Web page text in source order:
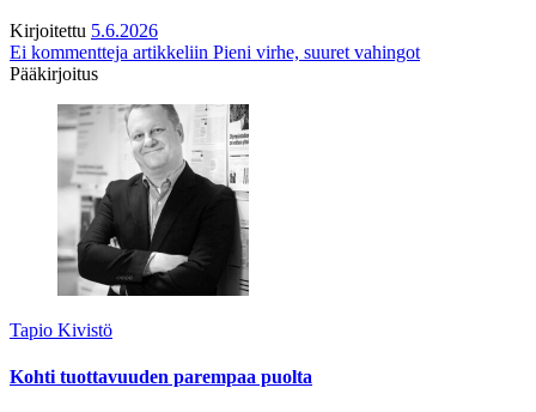
Kirjoitettu 5.6.2026
Ei kommentteja artikkeliin Pieni virhe, suuret vahingot
Pääkirjoitus
Tapio Kivistö
Kohti tuottavuuden parempaa puolta